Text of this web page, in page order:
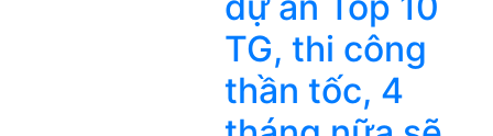
TG, thi công
thần tốc, 4